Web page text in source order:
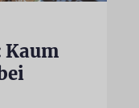
Kaum